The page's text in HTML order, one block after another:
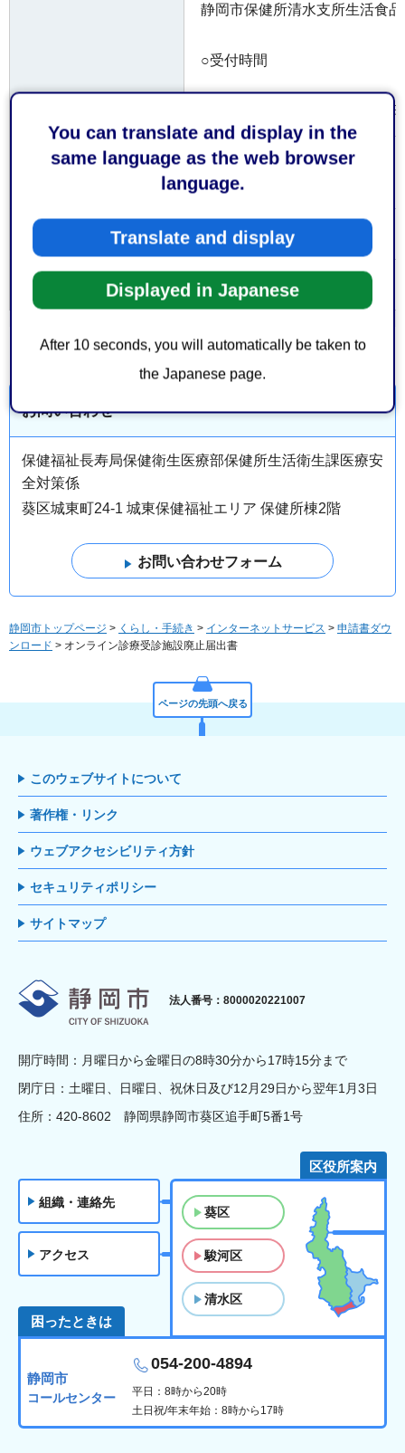
You can translate and display in the
same language as the web browser
language.
Translate and display
Displayed in Japanese
After 10 seconds, you will automatically be taken to
the Japanese page.
静岡市保健所清水支所生活食
○受付時間
平日の午前8時30分から午後5
お持ちしていただく
なし
大分類 > 中分類 保健・衛生＞
お問い合わせ
保健福祉長寿局保健衛生医療部保健所生活衛生課医療安
全対策係
葵区城東町24-1 城東保健福祉エリア 保健所棟2階
静岡市トップページ > くらし・手続き > インターネットサービス > 申請書ダウ
ンロード > オンライン診療受診施設廃止届出書
ページの先頭へ戻る
このウェブサイトについて
著作権・リンク
ウェブアクセシビリティ方針
セキュリティポリシー
サイトマップ
静岡市
法人番号：8000020221007
開庁時間：月曜日から金曜日の8時30分から17時15分まで
閉庁日：土曜日、日曜日、祝休日及び12月29日から翌年1月3日
住所：420-8602 静岡県静岡市葵区追手町5番1号
組織・連絡先
アクセス
区役所案内
葵区
駿河区
清水区
困ったときは
静岡市
コールセンター
054-200-4894
平日：8時から20時
土日祝/年末年始：8時から17時